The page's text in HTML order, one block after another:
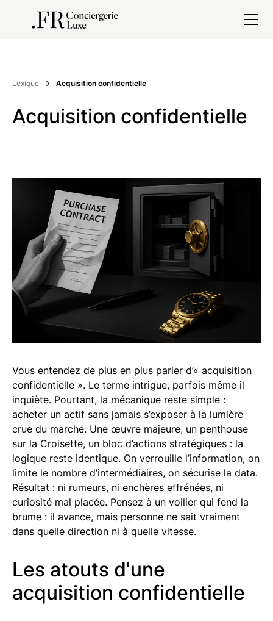
Lexique Acquisition confidentielle
Acquisition confidentielle
Vous entendez de plus en plus parler d’« acquisition
confidentielle ». Le terme intrigue, parfois même il
inquiète. Pourtant, la mécanique reste simple :
acheter un actif sans jamais s’exposer à la lumière
crue du marché. Une œuvre majeure, un penthouse
sur la Croisette, un bloc d’actions stratégiques : la
logique reste identique. On verrouille l’information, on
limite le nombre d’intermédiaires, on sécurise la data.
Résultat : ni rumeurs, ni enchères effrénées, ni
curiosité mal placée. Pensez à un voilier qui fend la
brume : il avance, mais personne ne sait vraiment
dans quelle direction ni à quelle vitesse.
Les atouts d'une
acquisition confidentielle